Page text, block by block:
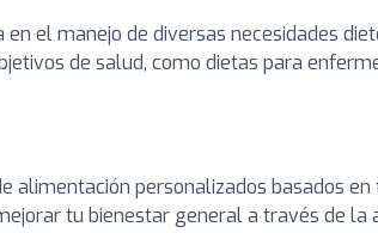
el manejo de diversas necesidades
de salud, como dietas para
personalizados basados
tu bienestar general a través de la